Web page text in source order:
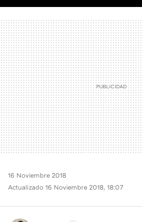
16 Noviembre 2018
Actualizado 16 Noviembre 2018, 18:07